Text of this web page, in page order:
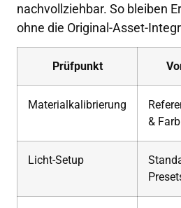
nachvollziehbar. So bleiben
ohne die Original-Asset-
Prüfpunkt
Materialkalibrierung
&
Licht-Setup